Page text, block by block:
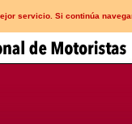
servicio. Si continúa